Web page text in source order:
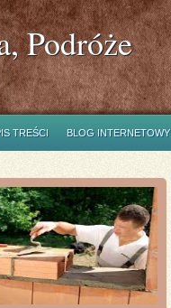
Podróże
TREŚCI BLOG INTERNETOWY